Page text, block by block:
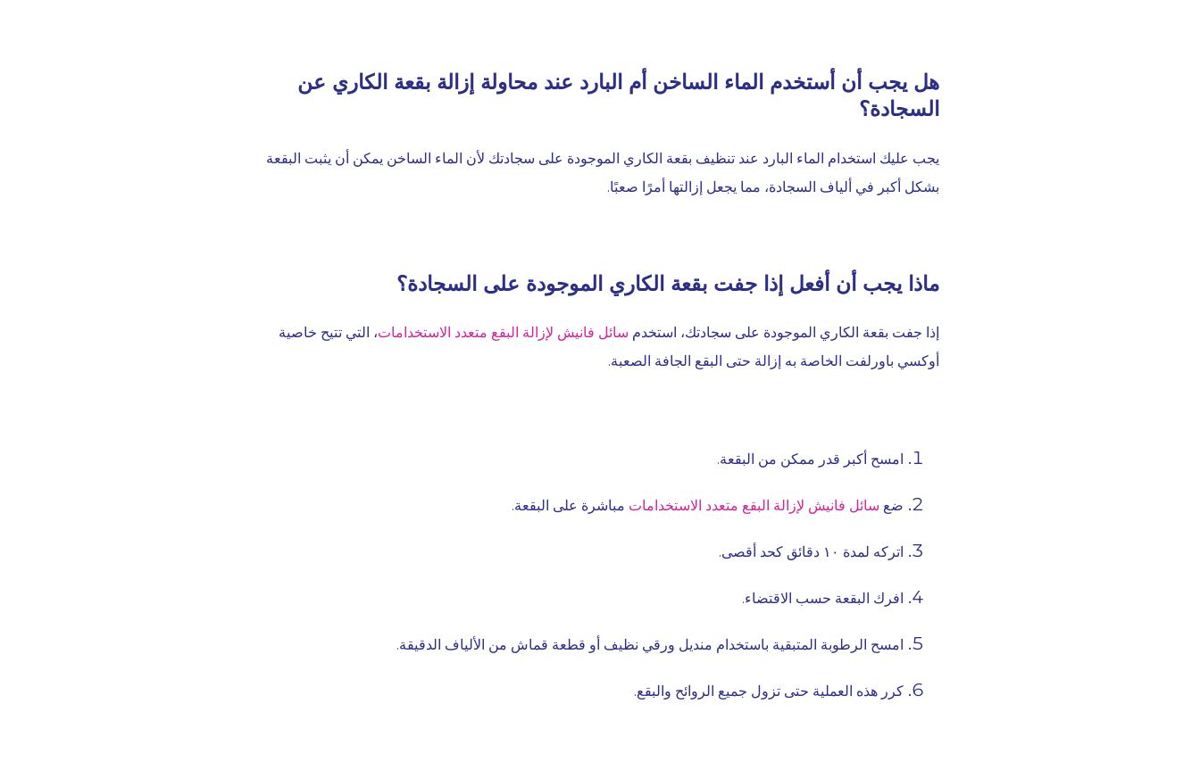
هل يجب أن أستخدم الماء الساخن أم البارد عند محاولة إزالة بقعة الكاري عن
السجادة؟
يجب عليك استخدام الماء البارد عند تنظيف بقعة الكاري الموجودة على سجادتك لأن الماء الساخن يمكن أن يثبت البقعة
بشكل أكبر في ألياف السجادة، مما يجعل إزالتها أمرًا صعبًا.
ماذا يجب أن أفعل إذا جفت بقعة الكاري الموجودة على السجادة؟
إذا جفت بقعة الكاري الموجودة على سجادتك، استخدم سائل فانيش لإزالة البقع متعدد الاستخدامات، التي تتيح خاصية
أوكسي باورلفت الخاصة به إزالة حتى البقع الجافة الصعبة.
امسح أكبر قدر ممكن من البقعة.
ضع سائل فانيش لإزالة البقع متعدد الاستخدامات مباشرة على البقعة.
اتركه لمدة ١٠ دقائق كحد أقصى.
افرك البقعة حسب الاقتضاء.
امسح الرطوبة المتبقية باستخدام منديل ورقي نظيف أو قطعة قماش من الألياف الدقيقة.
كرر هذه العملية حتى تزول جميع الروائح والبقع.